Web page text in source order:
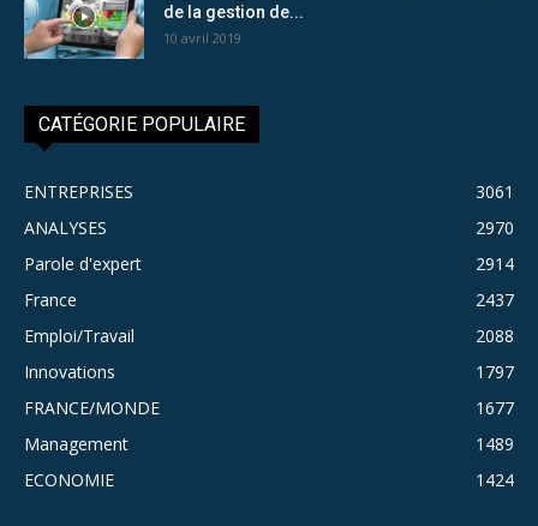
de la gestion de...
10 avril 2019
CATÉGORIE POPULAIRE
ENTREPRISES
3061
ANALYSES
2970
Parole d'expert
2914
France
2437
Emploi/Travail
2088
Innovations
1797
FRANCE/MONDE
1677
Management
1489
ECONOMIE
1424